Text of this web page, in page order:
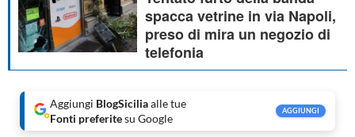
spacca vetrine in via Napoli,
preso di mira un negozio di
telefonia
Aggiungi BlogSiciliaalle tue
Fonti preferitesu Google
AGGIUNGI